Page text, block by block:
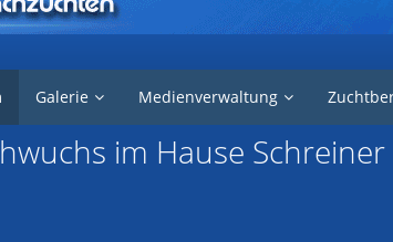
Galerie Medienverwaltung
im Hause Schreiner